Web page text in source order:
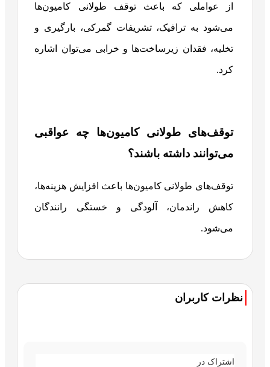
از عواملی که باعث توقف طولانی کامیون‌ها
می‌شود به ترافیک، تشریفات گمرکی، بارگیری و
تخلیه، فقدان زیرساخت‌ها و خرابی می‌توان اشاره
کرد.
توقف‌های طولانی کامیون‌ها چه عواقبی
می‌توانند داشته باشند؟
توقف‌های طولانی کامیون‌ها باعث افزایش هزینه‌ها،
کاهش راندمان، آلودگی و خستگی رانندگان
می‌شود.
نظرات کاربران
اشتراک در